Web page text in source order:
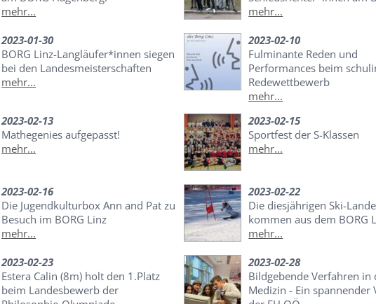
mehr...
mehr...
2023-01-30
BORG Linz-Langläufer*innen siegen
bei den Landesmeisterschaften
mehr...
2023-02-10
Fulminante Reden und
Performances beim
Redewettbewerb
mehr...
2023-02-13
Mathegenies aufgepasst!
mehr...
2023-02-15
Sportfest der S-Klassen
mehr...
2023-02-16
Die Jugendkulturbox Ann and Pat zu
Besuch im BORG Linz
mehr...
2023-02-22
Die diesjährigen Ski-
kommen aus dem BORG
mehr...
2023-02-23
Estera Calin (8m) holt den 1.Platz
beim Landesbewerb der
2023-02-28
Bildgebende Verfahren in
Medizin - Ein spannender